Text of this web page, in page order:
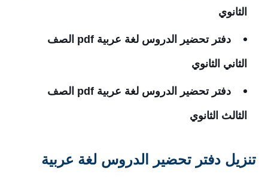
الثانوي
دفتر تحضير الدروس لغة عربية pdf الصف
الثاني الثانوي
دفتر تحضير الدروس لغة عربية pdf الصف
الثالث الثانوي
تنزيل دفتر تحضير الدروس لغة عربية